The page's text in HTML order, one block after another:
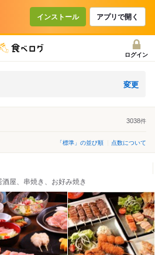
インストール アプリで開く
ログイン
変更
3038件
「標準」の並び順 点数について
屋、串焼き、お好み焼き